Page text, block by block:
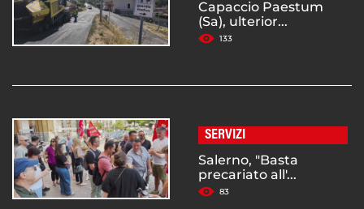
Capaccio Paestum
(Sa), ulterior...
133
SERVIZI
Salerno, "Basta
precariato all'...
83